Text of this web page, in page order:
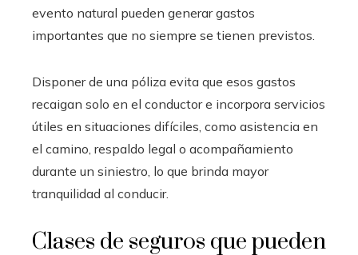
evento natural pueden generar gastos
importantes que no siempre se tienen previstos.
Disponer de una póliza evita que esos gastos
recaigan solo en el conductor e incorpora servicios
útiles en situaciones difíciles, como asistencia en
el camino, respaldo legal o acompañamiento
durante un siniestro, lo que brinda mayor
tranquilidad al conducir.
Clases de seguros que pueden